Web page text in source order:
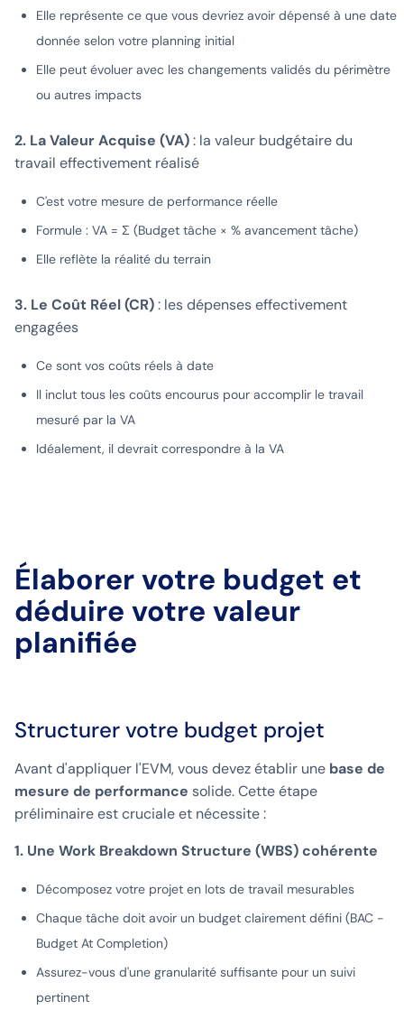
Elle représente ce que vous devriez avoir dépensé à une date
donnée selon votre planning initial
Elle peut évoluer avec les changements validés du périmètre
ou autres impacts
2. La Valeur Acquise (VA): la valeur budgétaire du
travail effectivement réalisé
C'est votre mesure de performance réelle
Formule : VA = Σ (Budget tâche × % avancement tâche)
Elle reflète la réalité du terrain
3. Le Coût Réel (CR): les dépenses effectivement
engagées
Ce sont vos coûts réels à date
Il inclut tous les coûts encourus pour accomplir le travail
mesuré par la VA
Idéalement, il devrait correspondre à la VA
Élaborer votre budget et
déduire votre valeur
planifiée
Structurer votre budget projet
Avant d'appliquer l'EVM, vous devez établir une base de
mesure de performance solide. Cette étape
préliminaire est cruciale et nécessite :
1. Une Work Breakdown Structure (WBS) cohérente
Décomposez votre projet en lots de travail mesurables
Chaque tâche doit avoir un budget clairement défini (BAC -
Budget At Completion)
Assurez-vous d'une granularité suffisante pour un suivi
pertinent